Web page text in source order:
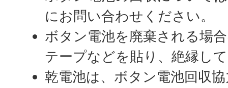
にお問い合わせください。
ボタン電池を廃棄される場
テープなどを貼り、絶縁し
乾電池は、ボタン電池回収